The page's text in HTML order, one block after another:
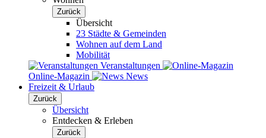
Zurück
Übersicht
23 Städte & Gemeinden
Wohnen auf dem Land
Mobilität
Veranstaltungen
Online-Magazin
News
Freizeit & Urlaub
Zurück
Übersicht
Entdecken & Erleben
Zurück